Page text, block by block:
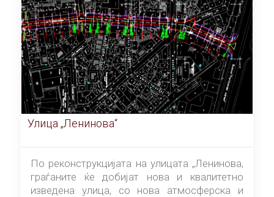
Улица „Ленинова“
По реконструкцијата на улицата „Ленинова,
граѓаните ќе добијат нова и квалитетно
изведена улица, со нова атмосферска и